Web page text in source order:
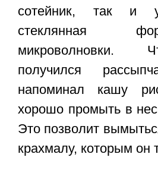
сотейник, так и
стеклянная
микроволновки.
получился
напоминал кашу
хорошо промыть в
Это позволит
крахмалу, которым он